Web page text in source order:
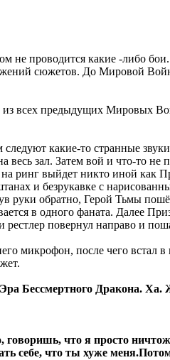
не проводится какие -либо
сюжетов. До Мировой
всех предыдущих Мировых
следуют какие-то странные
весь зал. Затем вой и что-то
на ринг выйдет никто иной
и безрукавке с
руки обратно, Герой Тьмы
в одного фаната. Далее
повернул направо и
микрофон, после чего встал
Бессмертного Дракона.
говоришь, что я просто
себе, что ты хуже